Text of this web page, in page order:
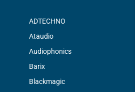
ADTECHNO
Ataudio
Audiophonics
Barix
Blackmagic